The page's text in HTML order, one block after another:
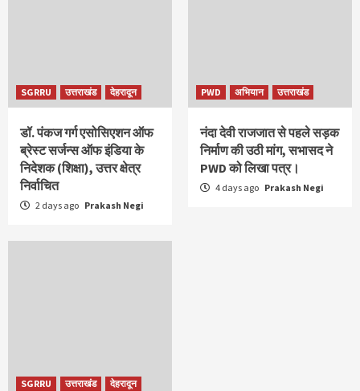
SGRRU उत्तराखंड देहरादून
डॉ. पंकज गर्ग एसोसिएशन ऑफ
ब्रेस्ट सर्जन्स ऑफ इंडिया के
निदेशक (शिक्षा), उत्तर क्षेत्र
निर्वाचित
2 days ago Prakash Negi
PWD अभियान उत्तराखंड
नंदा देवी राजजात से पहले सड़क
निर्माण की उठी मांग, सभासद ने
PWD को लिखा पत्र।
4 days ago Prakash Negi
SGRRU उत्तराखंड
देहरादून